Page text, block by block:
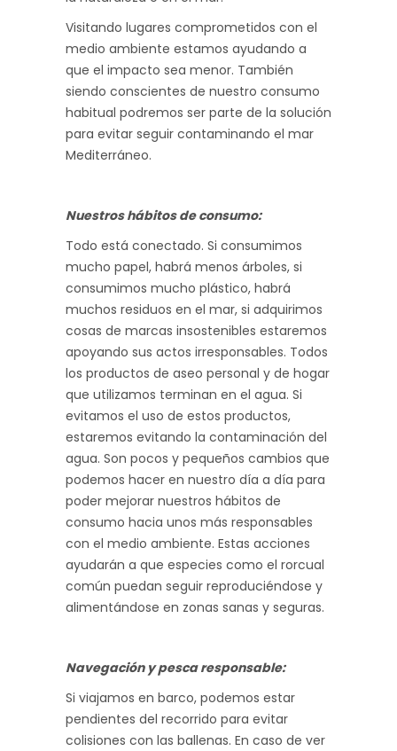
Visitando lugares comprometidos con el
medio ambiente estamos ayudando a
que el impacto sea menor. También
siendo conscientes de nuestro consumo
habitual podremos ser parte de la solución
para evitar seguir contaminando el mar
Mediterráneo.
Nuestros hábitos de consumo:
Todo está conectado. Si consumimos
mucho papel, habrá menos árboles, si
consumimos mucho plástico, habrá
muchos residuos en el mar, si adquirimos
cosas de marcas insostenibles estaremos
apoyando sus actos irresponsables. Todos
los productos de aseo personal y de hogar
que utilizamos terminan en el agua. Si
evitamos el uso de estos productos,
estaremos evitando la contaminación del
agua. Son pocos y pequeños cambios que
podemos hacer en nuestro día a día para
poder mejorar nuestros hábitos de
consumo hacia unos más responsables
con el medio ambiente. Estas acciones
ayudarán a que especies como el rorcual
común puedan seguir reproduciéndose y
alimentándose en zonas sanas y seguras.
Navegación y pesca responsable:
Si viajamos en barco, podemos estar
pendientes del recorrido para evitar
colisiones con las ballenas. En caso de ver